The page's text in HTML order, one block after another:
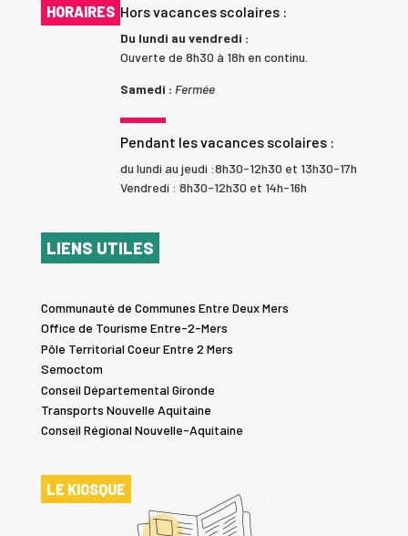
HORAIRES Hors vacances scolaires :
Du lundi au vendredi :
Ouverte de 8h30 à 18h en continu.
Samedi : Fermée
Pendant les vacances scolaires :
du lundi au jeudi :8h30-12h30 et 13h30-17h
Vendredi : 8h30-12h30 et 14h-16h
LIENS UTILES
Communauté de Communes Entre Deux Mers
Office de Tourisme Entre-2-Mers
Pôle Territorial Coeur Entre 2 Mers
Semoctom
Conseil Départemental Gironde
Transports Nouvelle Aquitaine
Conseil Régional Nouvelle-Aquitaine
LE KIOSQUE